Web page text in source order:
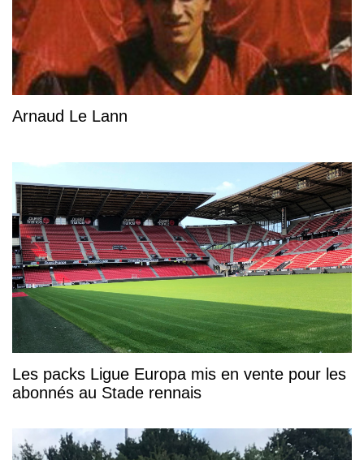
Arnaud Le Lann
Les packs Ligue Europa mis en vente pour les
abonnés au Stade rennais